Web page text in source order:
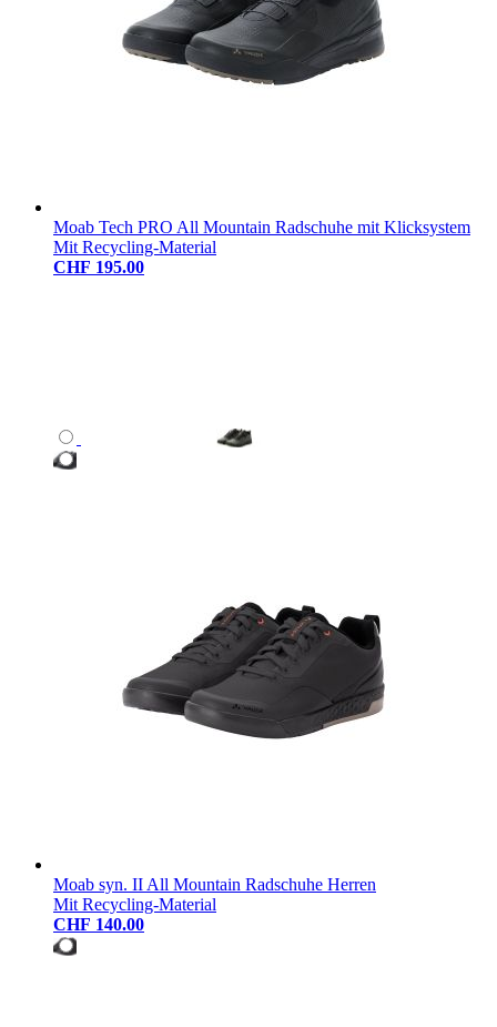
Moab Tech PRO All Mountain Radschuhe mit Klicksystem
Mit Recycling-Material
CHF 195.00
Moab syn. II All Mountain Radschuhe Herren
Mit Recycling-Material
CHF 140.00